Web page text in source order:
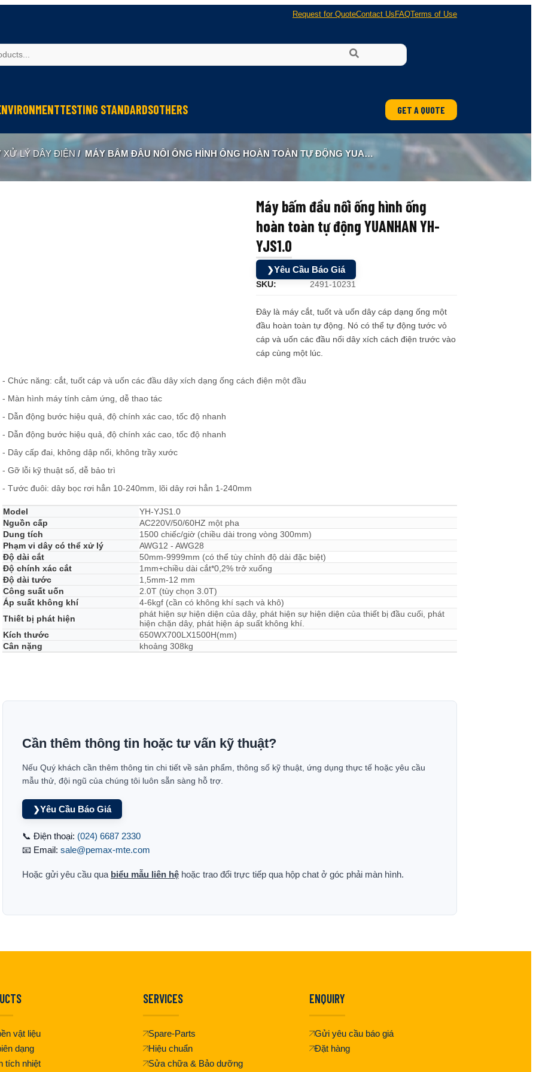
Request for QuoteContact Us FAQTerms of Use
Weather Testing
Climate & Environment Chamber
Sound & Vibration
TESTING STANDARDS
IEC Testing
Fire Resistance Testing
Sound & Vibration
OTHERS
Cable Testing
Geometry Measurement
Optical Instruments
Ultrasonic Measurement
GET A QUOTE
XỬ LÝ DÂY ĐIỆN / MÁY BẤM ĐẦU NỐI ỐNG HÌNH ỐNG HOÀN TOÀN TỰ ĐỘNG YUANHAN YH-YJS1.0
Máy bấm đầu nối ống hình ống
hoàn toàn tự động YUANHAN YH-
YJS1.0
❯Yêu Cầu Báo Giá
SKU: 2491-10231
Đây là máy cắt, tuốt và uốn dây cáp dạng ống một
đầu hoàn toàn tự động. Nó có thể tự động tước vỏ
cáp và uốn các đầu nối dây xích cách điện trước vào
cáp cùng một lúc.
- Chức năng: cắt, tuốt cáp và uốn các đầu dây xích dạng ống cách điện một đầu
- Màn hình máy tính cảm ứng, dễ thao tác
- Dẫn động bước hiệu quả, độ chính xác cao, tốc độ nhanh
- Dẫn động bước hiệu quả, độ chính xác cao, tốc độ nhanh
- Dây cấp đai, không dập nổi, không trầy xước
- Gỡ lỗi kỹ thuật số, dễ bảo trì
- Tước đuôi: dây bọc rơi hẳn 10-240mm, lõi dây rơi hẳn 1-240mm
Model
YH-YJS1.0
Nguồn cấp
AC220V/50/60HZ một pha
Dung tích
1500 chiếc/giờ (chiều dài trong vòng 300mm)
Phạm vi dây có thể xử lý
AWG12 - AWG28
Độ dài cắt
50mm-9999mm (có thể tùy chỉnh độ dài đặc biệt)
Độ chính xác cắt
1mm+chiều dài cắt*0,2% trở xuống
Độ dài tước
1,5mm-12 mm
Công suất uốn
2.0T (tùy chọn 3.0T)
Áp suất không khí
4-6kgf (cần có không khí sạch và khô)
Thiết bị phát hiện
phát hiện sự hiện diện của dây, phát hiện sự hiện diện của thiết bị đầu cuối, phát
hiện chặn dây, phát hiện áp suất không khí.
Kích thước
650WX700LX1500H(mm)
Cân nặng
khoảng 308kg
Cần thêm thông tin hoặc tư vấn kỹ thuật?
Nếu Quý khách cần thêm thông tin chi tiết về sản phẩm, thông số kỹ thuật, ứng dụng thực tế hoặc yêu cầu
mẫu thử, đội ngũ của chúng tôi luôn sẵn sàng hỗ trợ.
❯Yêu Cầu Báo Giá
📞 Điện thoại: (024) 6687 2330
📧 Email: sale@pemax-mte.com
Hoặc gửi yêu cầu qua biểu mẫu liên hệ hoặc trao đổi trực tiếp qua hộp chat ở góc phải màn hình.
vật liệu
dạng
tích nhiệt
SERVICES
Spare-Parts
Hiệu chuẩn
Sửa chữa & Bảo dưỡng
ENQUIRY
Gửi yêu cầu báo giá
Đặt hàng